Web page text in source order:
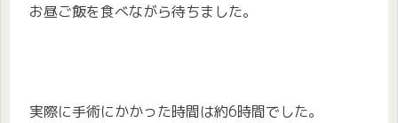
お昼ご飯を食べながら待ちました。
実際に手術にかかった時間は約6時間でした。